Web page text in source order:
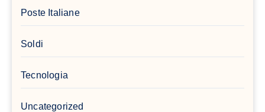
Poste Italiane
Soldi
Tecnologia
Uncategorized